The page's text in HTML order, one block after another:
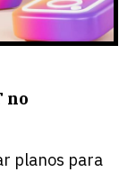
no
planos para